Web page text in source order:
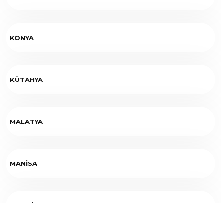
KONYA
KÜTAHYA
MALATYA
MANİSA